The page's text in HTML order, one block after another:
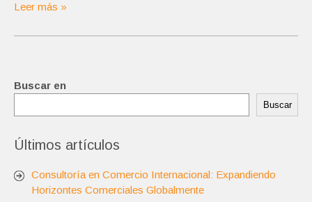
Leer más »
Buscar en
Buscar
Últimos artículos
Consultoría en Comercio Internacional: Expandiendo
Horizontes Comerciales Globalmente